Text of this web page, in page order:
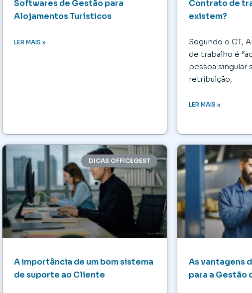
Softwares de Gestão para
Alojamentos Turísticos
LER MAIS »
Contrato de
existem?
Segundo o CT,
de trabalho é
pessoa singular
retribuição,
LER MAIS »
DICAS OFFICEGEST
A importância de um bom sistema
de suporte ao Cliente
As vantagens
para a Gestão